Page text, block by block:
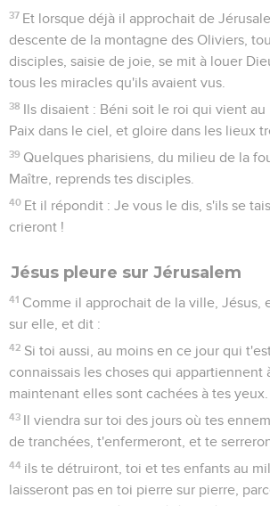
37 Et lorsque déjà il approchait de
descente de la montagne des Oliviers,
disciples, saisie de joie, se mit à louer
tous les miracles qu'ils avaient vus.
38 Ils disaient : Béni soit le roi qui vient au
Paix dans le ciel, et gloire dans les lieux
39 Quelques pharisiens, du milieu de la
Maître, reprends tes disciples.
40 Et il répondit : Je vous le dis, s'ils se
crieront !
Jésus pleure sur Jérusalem
41 Comme il approchait de la ville, Jésus,
sur elle, et dit :
42 Si toi aussi, au moins en ce jour qui
connaissais les choses qui appartiennent
maintenant elles sont cachées à tes yeux.
43 Il viendra sur toi des jours où tes
de tranchées, t'enfermeront, et te
44 ils te détruiront, toi et tes enfants au
laisseront pas en toi pierre sur pierre,